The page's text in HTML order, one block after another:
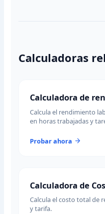
Calculadoras
Calculadora de
Calcula el rendimiento
en horas trabajadas y
Probar ahora
Calculadora de
Calcula el costo total de
y tarifa.